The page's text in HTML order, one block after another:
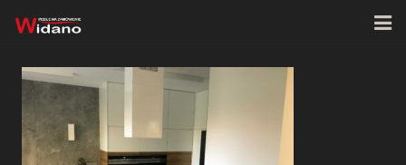
Strona główna
O firmie
Oferta